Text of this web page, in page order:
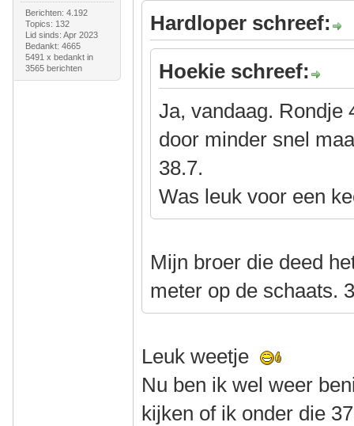
Berichten: 4.192
Topics: 132
Lid sinds: Apr 2023
Bedankt: 4665
5491 x bedankt in
3565 berichten
Hardloper schreef:
Hoekie schreef:
Ja, vandaag. Rondje
door minder snel
38.7.
Was leuk voor een
Mijn broer die deed
meter op de schaats.
Leuk weetje
Nu ben ik wel weer
kijken of ik onder die